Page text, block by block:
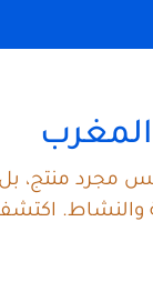
المغرب
ليس مجرد